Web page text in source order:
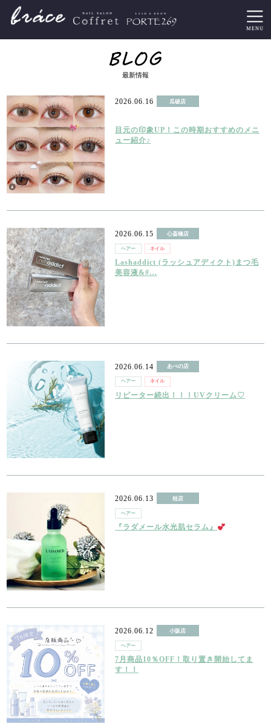
最新情報
2026.06.16 瓜破店
目元の印象UP！この時期おすすめのメニ
ュー紹介♪
2026.06.15 心斎橋店
ヘアー ネイル
Lashaddict (ラッシュアディクト)まつ毛
美容液&#…
2026.06.14 あべの店
ヘアー ネイル
リピーター続出！！！UVクリーム♡
2026.06.13 桂店
ヘアー
『ラダメール水光肌セラム』
2026.06.12 小阪店
ヘアー
7月商品10％OFF！取り置き開始してま
す！！